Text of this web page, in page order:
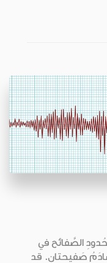
الصَّفائح في
صَفيحتان. قد